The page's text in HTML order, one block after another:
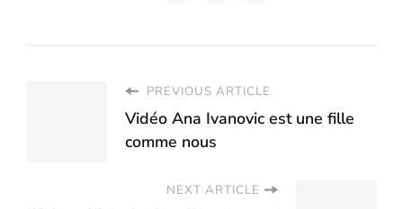
PREVIOUS ARTICLE
Vidéo Ana Ivanovic est une fille
comme nous
NEXT ARTICLE